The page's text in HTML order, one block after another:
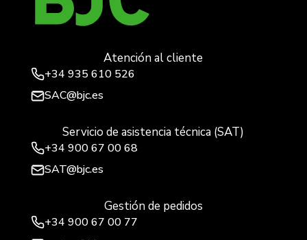
Atención al cliente
+34 935 610 526
SAC@bjc.es
Servicio de asistencia técnica (SAT)
+34 900 67 00 68
SAT@bjc.es
Gestión de pedidos
+34 900 67 00 77